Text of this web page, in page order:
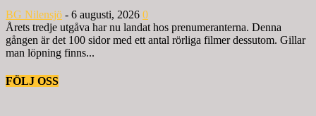
BG Nilensjö - 6 augusti, 2026 0
Årets tredje utgåva har nu landat hos prenumeranterna. Denna
gången är det 100 sidor med ett antal rörliga filmer dessutom. Gillar
man löpning finns...
FÖLJ OSS